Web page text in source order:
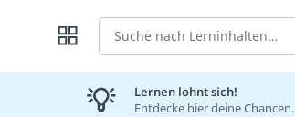
Suche
Lernen lohnt sich!
Entdecke hier deine Chancen.